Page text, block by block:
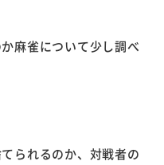
麻雀について少し調べ
られるのか、対戦者の